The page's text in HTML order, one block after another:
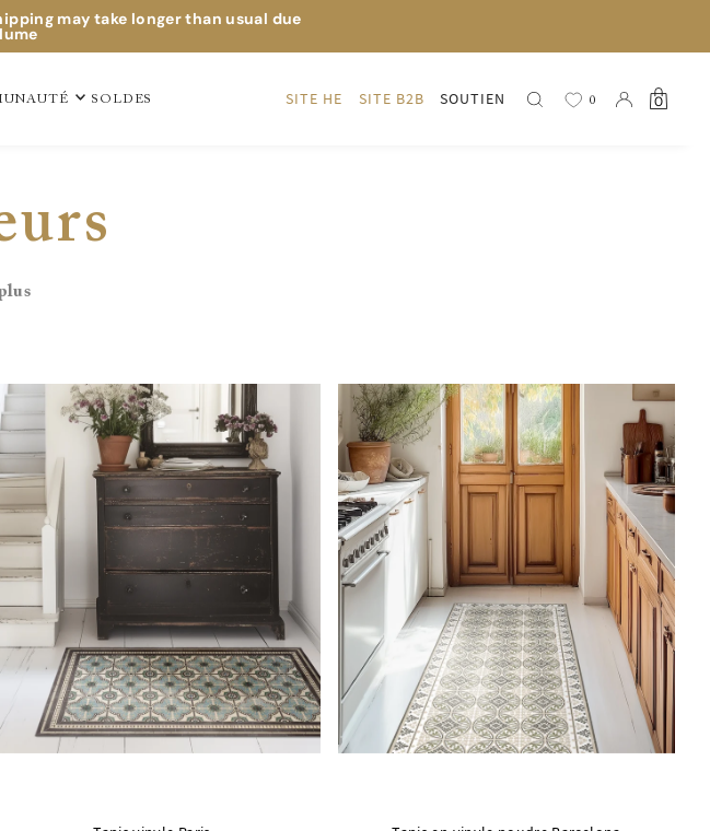
may take longer than usual due
SOLDES SITE HE SITE B2B SOUTIEN 0 0